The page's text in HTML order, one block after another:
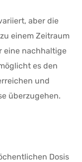
aber die
einem Zeitraum
eine nachhaltige
es den
und
überzugehen.
Dosis